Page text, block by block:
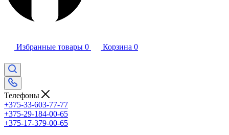
Избранные товары 0 Корзина 0
Телефоны
+375-33-603-77-77
+375-29-184-00-65
+375-17-379-00-65